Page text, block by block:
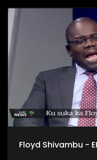
Floyd Shivambu -